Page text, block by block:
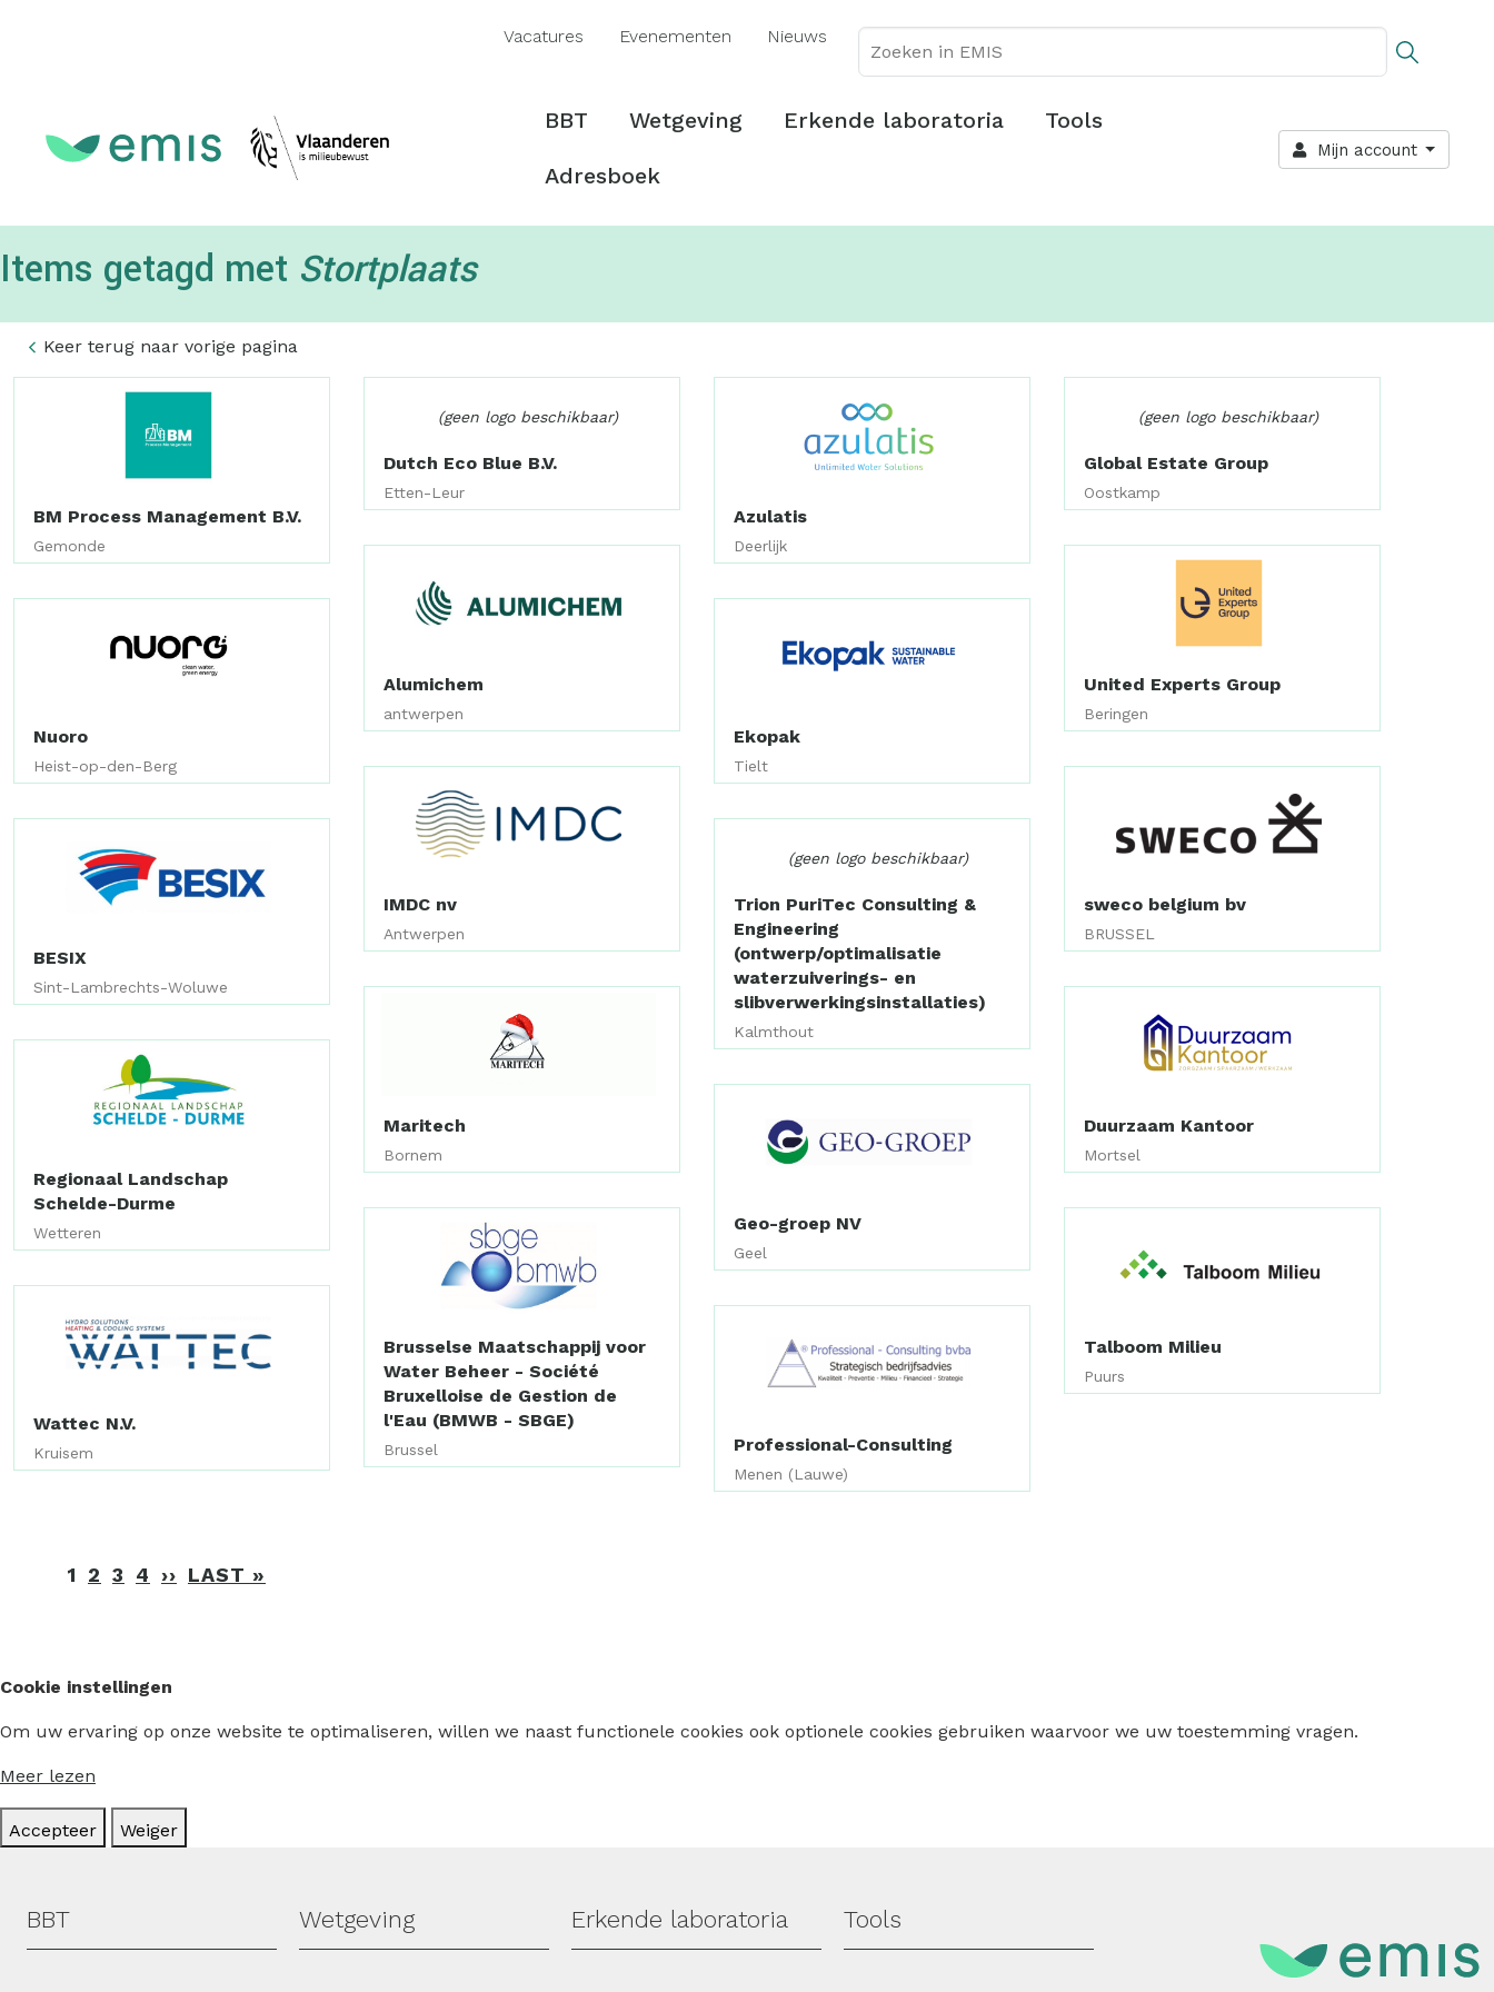
inhoud
Vacatures Evenementen Nieuws
Hoofdmenu
BBT Wetgeving Erkende laboratoria Tools
Adresboek
Mijn account
Items getagd met Stortplaats
Keer terug naar vorige pagina
BM Process Management B.V.
Gemonde
(geen logo beschikbaar)
Dutch Eco Blue B.V.
Etten-Leur
Azulatis
Deerlijk
(geen logo beschikbaar)
Global Estate Group
Oostkamp
Alumichem
antwerpen
United Experts Group
Beringen
Nuoro
Heist-op-den-Berg
Ekopak
Tielt
IMDC nv
Antwerpen
sweco belgium bv
BRUSSEL
BESIX
Sint-Lambrechts-Woluwe
(geen logo beschikbaar)
Trion PuriTec Consulting &
Engineering
(ontwerp/optimalisatie
waterzuiverings- en
slibverwerkingsinstallaties)
Kalmthout
Maritech
Bornem
Duurzaam Kantoor
Mortsel
Regionaal Landschap
Schelde-Durme
Wetteren Geo-groep NV
Geel
Brusselse Maatschappij voor
Water Beheer - Société
Bruxelloise de Gestion de
l'Eau (BMWB - SBGE)
Brussel
Talboom Milieu
Puurs
Wattec N.V.
Kruisem Professional-Consulting
Menen (Lauwe)
Paginering
1 2 3 4 ›› VOLGENDE
LAST »
Cookie instellingen
Om uw ervaring op onze website te optimaliseren, willen we naast functionele cookies ook optionele cookies gebruiken waarvoor we uw toestemming vragen.
Meer lezen
Accepteer Weiger
Hoofdmenu
BBT Wetgeving Erkende laboratoria Tools